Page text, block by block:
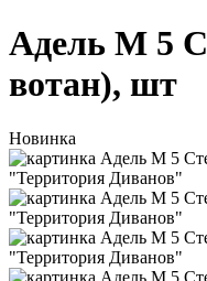
Адель М 5
вотан), шт
Новинка